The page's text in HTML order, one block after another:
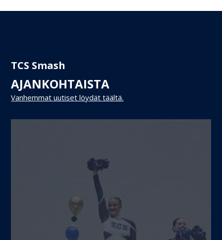
TCS Smash
AJANKOHTAISTA
Vanhemmat uutiset löydät täältä.